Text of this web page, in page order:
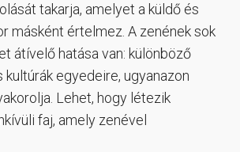
takarja, amelyet a küldő és
másként értelmez. A zenének sok
átívelő hatása van: különböző
egyedeire, ugyanazon
Lehet, hogy létezik
faj, amely zenével